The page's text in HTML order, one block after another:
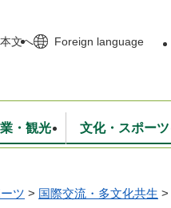
本文へ Foreign language
生活環境
・観光
観光・特産
文化・スポーツ
広報・広聴
ツ > 国際交流・多文化共生 >